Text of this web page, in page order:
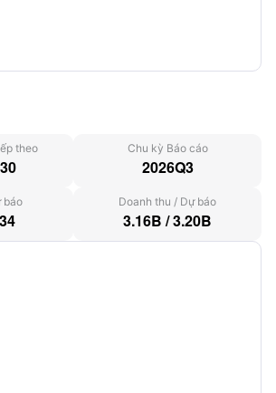
theo Chu kỳ Báo cáo
2026Q3
báo Doanh thu / Dự báo
3.16B /3.20B